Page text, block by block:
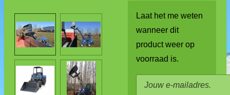
Laat het me weten
wanneer dit
product weer op
voorraad is.